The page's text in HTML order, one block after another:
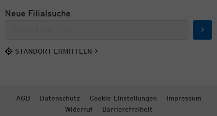
Neue Filialsuche
STANDORT ERMITTELN
AGB Datenschutz Cookie-Einstellungen
Impressum
Widerruf
Barrierefreiheit